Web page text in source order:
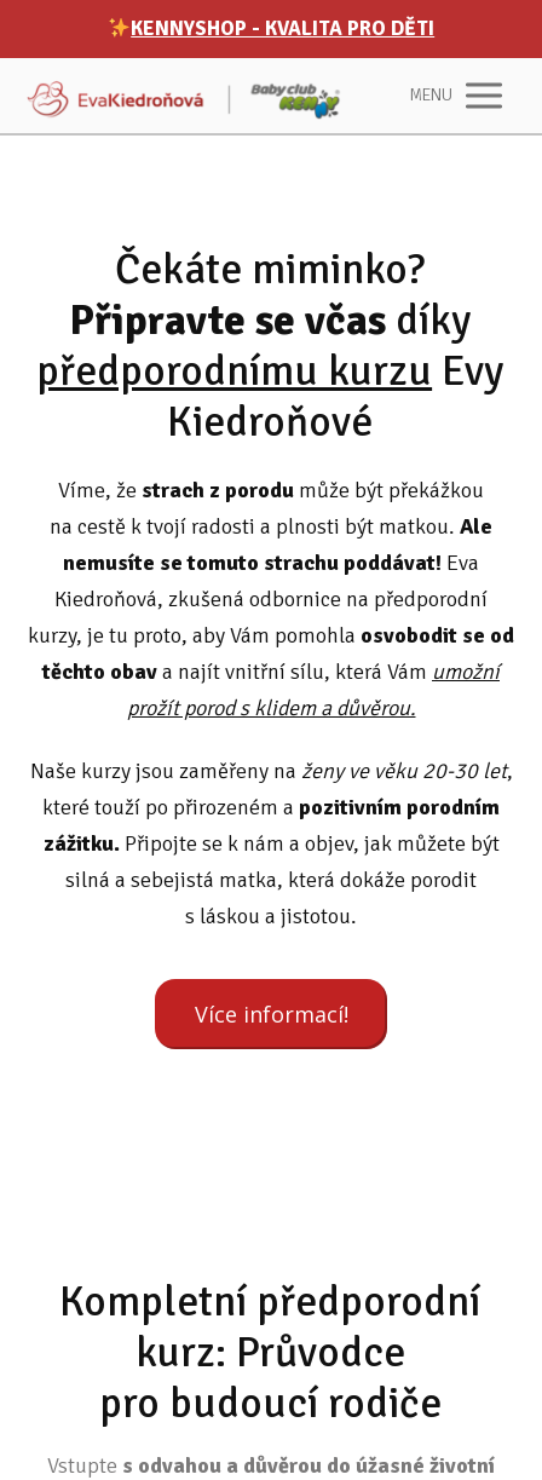
KENNYSHOP - KVALITA PRO DĚTI
MENU
Čekáte miminko?
Připravte se včas díky
předporodnímu kurzu Evy
Kiedroňové
Víme, že strach z porodu může být překážkou
na cestě k tvojí radosti a plnosti být matkou. Ale
nemusíte se tomuto strachu poddávat! Eva
Kiedroňová, zkušená odbornice na předporodní
kurzy, je tu proto, aby Vám pomohla osvobodit se od
těchto obava najít vnitřní sílu, která Vám umožní
prožít porod s klidem a důvěrou.
Naše kurzy jsou zaměřeny na ženy ve věku 20-30 let,
které touží po přirozeném a pozitivním porodním
zážitku.Připojte se k nám a objev, jak můžete být
silná a sebejistá matka, která dokáže porodit
s láskou a jistotou.
Více informací!
Kompletní předporodní
kurz: Průvodce
pro budoucí rodiče
Vstupte s odvahou a důvěrou do úžasné životní